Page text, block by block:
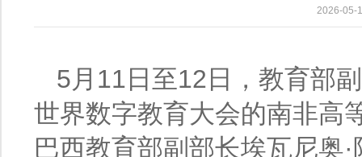
2026-05-
5月11日至12日，教育部
世界数字教育大会的南非高
巴西教育部副部长埃瓦尼奥